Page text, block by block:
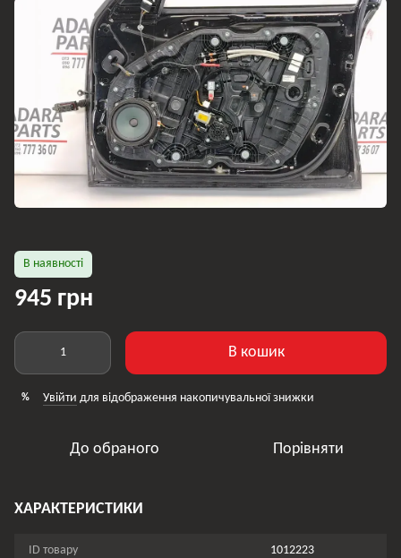
В наявності
945 грн
В кошик
% Увійти для відображення накопичувальної знижки
До обраного Порівняти
ХАРАКТЕРИСТИКИ
ID товару 1012223